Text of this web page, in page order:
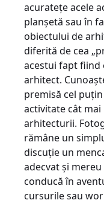
acurateţe acele
planşetă sau în
obiectului de
diferită de cea
acestui fapt fiind
arhitect.
premisă cel
activitate cât
arhitecturii.
rămâne un
discuţie un
adecvat şi
conducă în
cursurile sau